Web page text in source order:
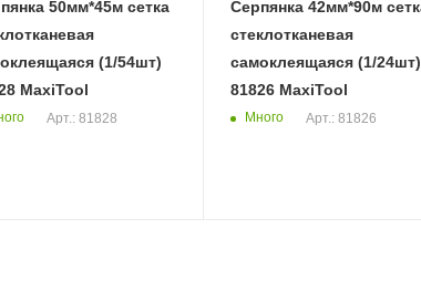
сетка
(1/54шт)
MaxiTool
Арт.: 81828
Серпянка 42мм*90м сетка
стеклотканевая
самоклеящаяся (1/24шт)
81826 MaxiTool
Много Арт.: 81826